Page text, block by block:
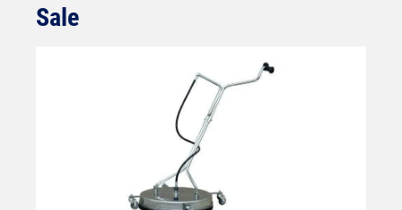
Produktgalerie überspringen
Sale